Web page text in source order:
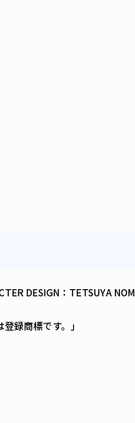
DESIGN：TETSUYA
録商標です。」